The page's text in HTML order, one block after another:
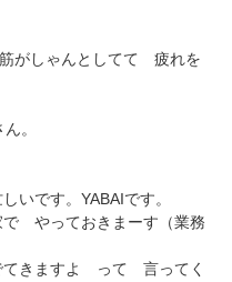
しゃんとしてて 疲れを
。
いです。YABAIです。
やっておきまーす（業務
きますよ って 言ってく